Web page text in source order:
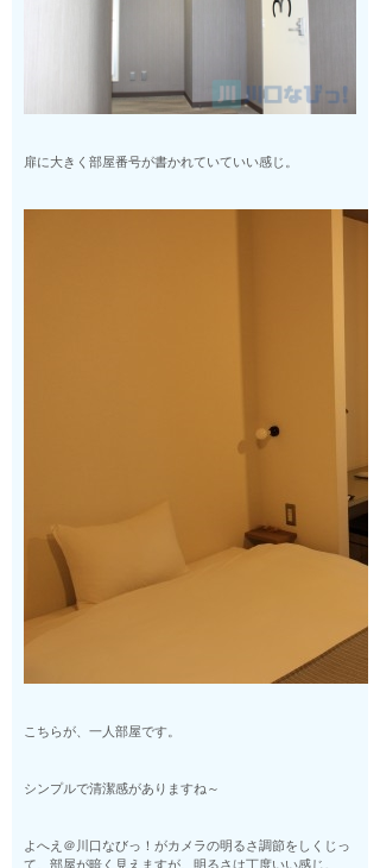
扉に大きく部屋番号が書かれていていい感じ。
こちらが、一人部屋です。
シンプルで清潔感がありますね～
よへえ＠川口なびっ！がカメラの明るさ調節をしくじっ
て、部屋が暗く見えますが、明るさは丁度いい感じ。